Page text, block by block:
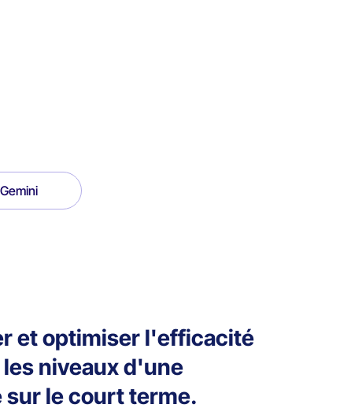
Gemini
et optimiser l'efficacité
niveaux d'une
sur le court terme.